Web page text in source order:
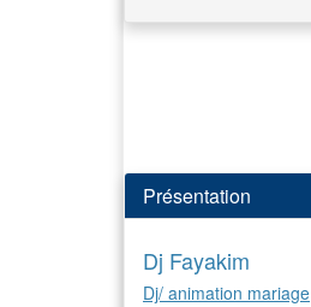
Présentation
Dj Fayakim
Dj/ animation mariage